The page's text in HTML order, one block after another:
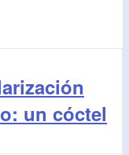
un cóctel